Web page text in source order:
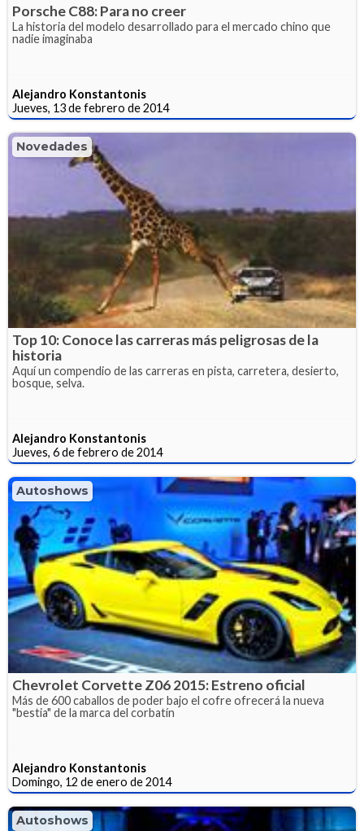
Porsche C88: Para no creer
La historia del modelo desarrollado para el mercado chino que
nadie imaginaba
Alejandro Konstantonis
Jueves, 13 de febrero de 2014
Novedades
Top 10: Conoce las carreras más peligrosas de la
historia
Aquí un compendio de las carreras en pista, carretera, desierto,
bosque, selva.
Alejandro Konstantonis
Jueves, 6 de febrero de 2014
Autoshows
Chevrolet Corvette Z06 2015: Estreno oficial
Más de 600 caballos de poder bajo el cofre ofrecerá la nueva
"bestia" de la marca del corbatín
Alejandro Konstantonis
Domingo, 12 de enero de 2014
Autoshows